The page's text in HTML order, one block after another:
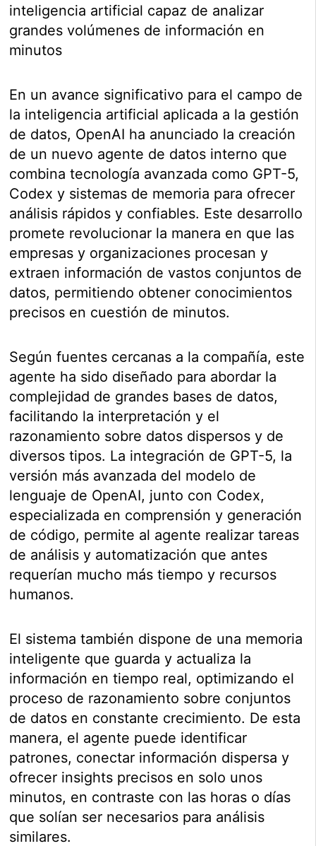
inteligencia artificial capaz de analizar
grandes volúmenes de información en
minutos
En un avance significativo para el campo de
la inteligencia artificial aplicada a la gestión
de datos, OpenAI ha anunciado la creación
de un nuevo agente de datos interno que
combina tecnología avanzada como GPT-5,
Codex y sistemas de memoria para ofrecer
análisis rápidos y confiables. Este desarrollo
promete revolucionar la manera en que las
empresas y organizaciones procesan y
extraen información de vastos conjuntos de
datos, permitiendo obtener conocimientos
precisos en cuestión de minutos.
Según fuentes cercanas a la compañía, este
agente ha sido diseñado para abordar la
complejidad de grandes bases de datos,
facilitando la interpretación y el
razonamiento sobre datos dispersos y de
diversos tipos. La integración de GPT-5, la
versión más avanzada del modelo de
lenguaje de OpenAI, junto con Codex,
especializada en comprensión y generación
de código, permite al agente realizar tareas
de análisis y automatización que antes
requerían mucho más tiempo y recursos
humanos.
El sistema también dispone de una memoria
inteligente que guarda y actualiza la
información en tiempo real, optimizando el
proceso de razonamiento sobre conjuntos
de datos en constante crecimiento. De esta
manera, el agente puede identificar
patrones, conectar información dispersa y
ofrecer insights precisos en solo unos
minutos, en contraste con las horas o días
que solían ser necesarios para análisis
similares.